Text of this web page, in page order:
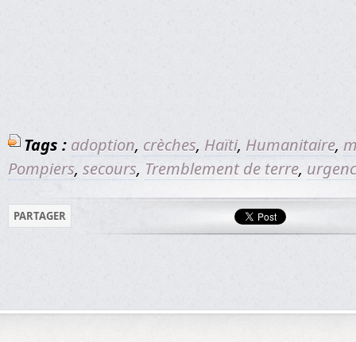
Tags : adoption, crèches, Haïti, Humanitaire,
Pompiers, secours, Tremblement de terre,
PARTAGER